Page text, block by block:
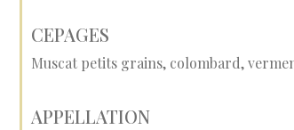
CEPAGES
Muscat petits grains, colombard,
APPELLATION